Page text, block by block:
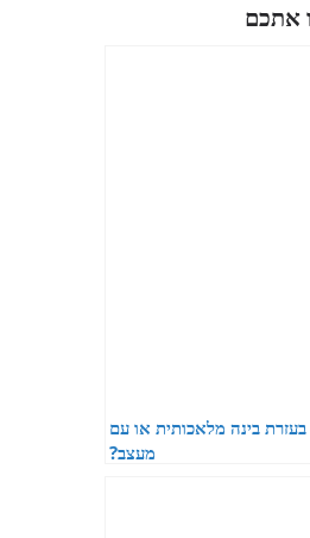
אתכם
בעזרת בינה מלאכותית או עם
מעצב?